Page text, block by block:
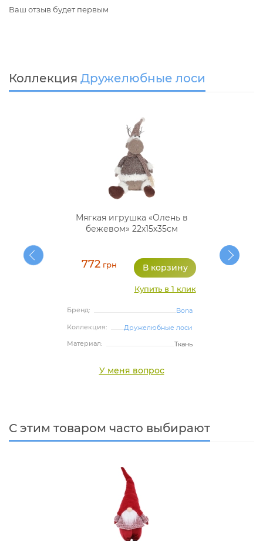
Ваш отзыв будет первым
Коллекция Дружелюбные лоси
Мягкая игрушка «Олень в
бежевом» 22х15х35см
772 грн
Купить в 1 клик
Бренд:
Bona
Коллекция:
Дружелюбные лоси
Материал:
Ткань
У меня вопрос
С этим товаром часто выбирают